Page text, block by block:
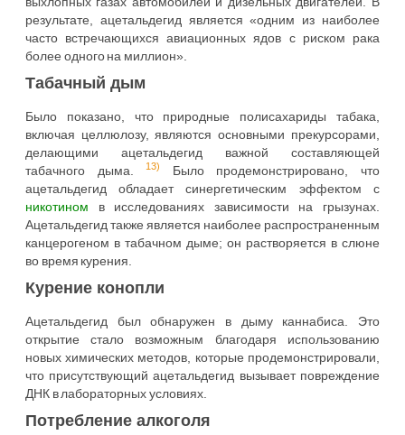
результате, ацетальдегид является «одним из наиболее
часто встречающихся авиационных ядов с риском рака
более одного на миллион».
Табачный дым
Было показано, что природные полисахариды табака,
включая целлюлозу, являются основными прекурсорами,
делающими ацетальдегид важной составляющей
табачного дыма.13)
Было продемонстрировано, что
ацетальдегид обладает синергетическим эффектом с
никотином в исследованиях зависимости на грызунах.
Ацетальдегид также является наиболее распространенным
канцерогеном в табачном дыме; он растворяется в слюне
во время курения.
Курение конопли
Ацетальдегид был обнаружен в дыму каннабиса. Это
открытие стало возможным благодаря использованию
новых химических методов, которые продемонстрировали,
что присутствующий ацетальдегид вызывает повреждение
ДНК в лабораторных условиях.
Потребление алкоголя